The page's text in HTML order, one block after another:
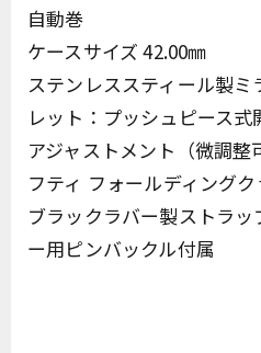
自動巻
ケースサイズ 42.00㎜
ステンレススティール製
レット：プッシュピース
アジャストメント（微調
フティ フォールディング
ブラックラバー製ストラ
ー用ピンバックル付属